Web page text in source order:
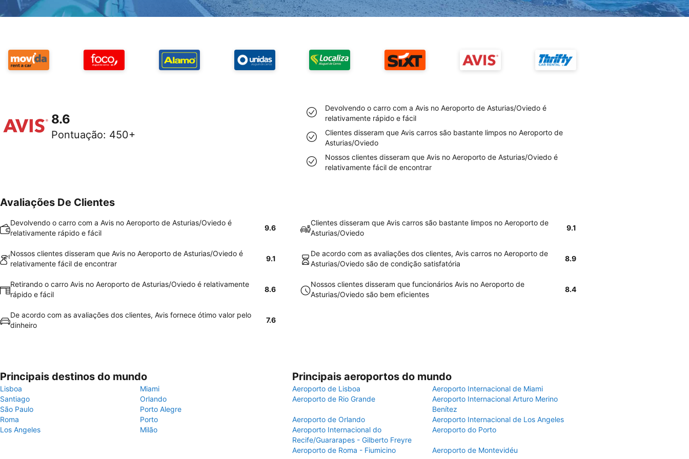
8.6
Pontuação: 450+
Devolvendo o carro com a Avis no Aeroporto de Asturias/Oviedo é
relativamente rápido e fácil
Clientes disseram que Avis carros são bastante limpos no Aeroporto de
Asturias/Oviedo
Nossos clientes disseram que Avis no Aeroporto de Asturias/Oviedo é
relativamente fácil de encontrar
Avaliações De Clientes
Devolvendo o carro com a Avis no Aeroporto de Asturias/Oviedo é
relativamente rápido e fácil
9.6
Clientes disseram que Avis carros são bastante limpos no Aeroporto de
Asturias/Oviedo
9.1
Nossos clientes disseram que Avis no Aeroporto de Asturias/Oviedo é
relativamente fácil de encontrar
9.1
De acordo com as avaliações dos clientes, Avis carros no Aeroporto de
Asturias/Oviedo são de condição satisfatória
8.9
Retirando o carro Avis no Aeroporto de Asturias/Oviedo é relativamente
rápido e fácil
8.6
Nossos clientes disseram que funcionários Avis no Aeroporto de
Asturias/Oviedo são bem eficientes
8.4
De acordo com as avaliações dos clientes, Avis fornece ótimo valor pelo
dinheiro
7.6
Principais destinos do mundo
Lisboa
Miami
Santiago
Orlando
São Paulo
Porto Alegre
Roma
Porto
Los Angeles
Milão
Principais aeroportos do mundo
Aeroporto de Lisboa
Aeroporto Internacional de Miami
Aeroporto de Rio Grande
Aeroporto Internacional Arturo Merino
Benítez
Aeroporto de Orlando
Aeroporto Internacional de Los Angeles
Aeroporto Internacional do
Recife/Guararapes - Gilberto Freyre
Aeroporto do Porto
Aeroporto de Roma - Fiumicino Aeroporto de Montevidéu